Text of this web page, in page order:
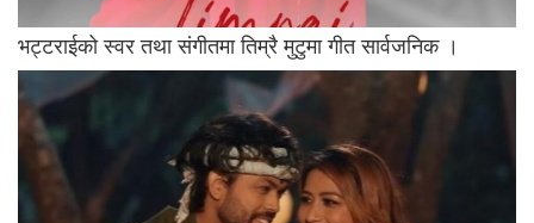
भट्टराईको स्वर तथा संगीतमा तिम्रै मुटुमा गीत सार्वजनिक ।